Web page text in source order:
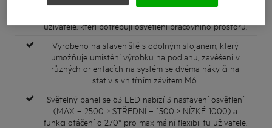
uživatele, kteří potřebují osvětlení pracovního prostoru.
Vyrobeno na staveniště s odolným stojanem, který
umožňuje umístění výrobku na podlahu, zavěšení v
různých orientacích na systém se dvěma háky či na
stativ s vnitřním závitem M6.
Světelný panel se 63 LED nabízí 3 nastavení osvětlení
(MAX – 2500 > STŘEDNÍ – 1500 > NÍZKÉ 1000) a
funkci otáčení o 270° pro maximální flexibilitu uživatele.